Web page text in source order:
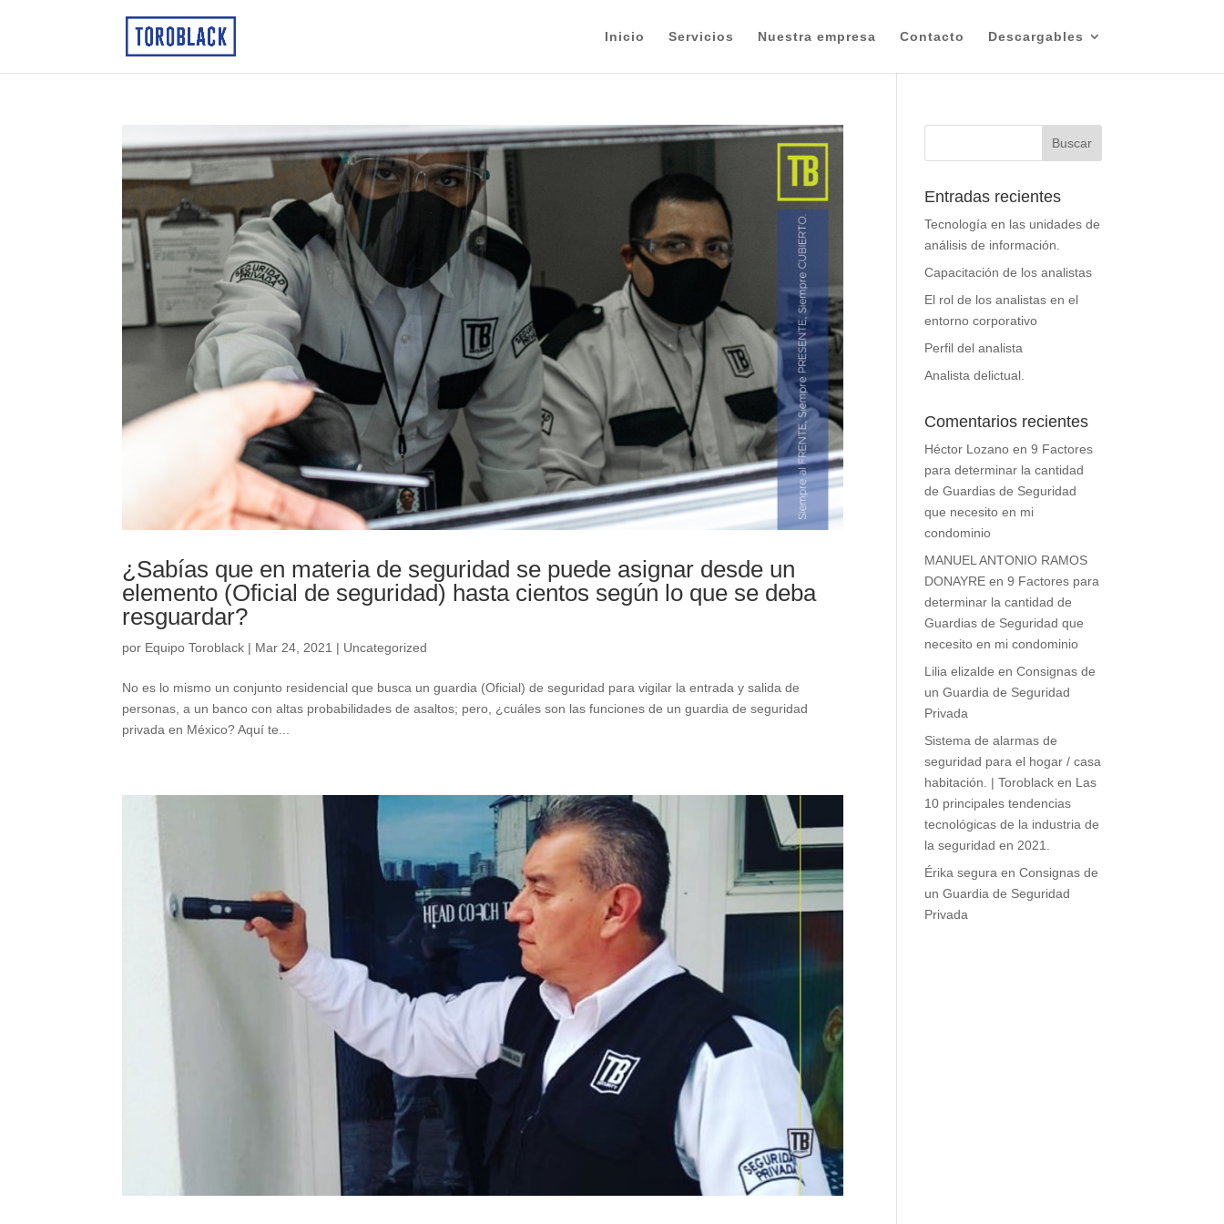
Inicio Servicios Nuestra empresa Contacto Descargables
¿Sabías que en materia de seguridad se puede asignar desde un
elemento (Oficial de seguridad) hasta cientos según lo que se deba
resguardar?
por Equipo Toroblack | Mar 24, 2021 | Uncategorized
No es lo mismo un conjunto residencial que busca un guardia (Oficial) de seguridad para vigilar la entrada y salida de
personas, a un banco con altas probabilidades de asaltos; pero, ¿cuáles son las funciones de un guardia de seguridad
privada en México? Aquí te...
Entradas recientes
Tecnología en las unidades de
análisis de información.
Capacitación de los analistas
El rol de los analistas en el
entorno corporativo
Perfil del analista
Analista delictual.
Comentarios recientes
Héctor Lozano en9 Factores
para determinar la cantidad
de Guardias de Seguridad
que necesito en mi
condominio
MANUEL ANTONIO RAMOS
DONAYRE en9 Factores para
determinar la cantidad de
Guardias de Seguridad que
necesito en mi condominio
Lilia elizalde enConsignas de
un Guardia de Seguridad
Privada
Sistema de alarmas de
seguridad para el hogar / casa
habitación. | Toroblack en Las
10 principales tendencias
tecnológicas de la industria de
la seguridad en 2021.
Érika segura enConsignas de
un Guardia de Seguridad
Privada